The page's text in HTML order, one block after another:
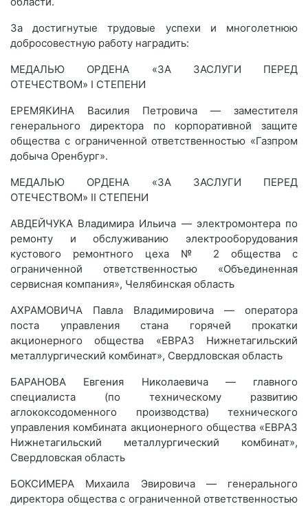
За достигнутые трудовые успехи и многолетнюю
добросовестную работу наградить:
МЕДАЛЬЮ ОРДЕНА «ЗА ЗАСЛУГИ ПЕРЕД
ОТЕЧЕСТВОМ» I СТЕПЕНИ
ЕРЕМЯКИНА Василия Петровича — заместителя
генерального директора по корпоративной защите
общества с ограниченной ответственностью «Газпром
добыча Оренбург».
МЕДАЛЬЮ ОРДЕНА «ЗА ЗАСЛУГИ ПЕРЕД
ОТЕЧЕСТВОМ» II СТЕПЕНИ
АВДЕЙЧУКА Владимира Ильича — электромонтера по
ремонту и обслуживанию электрооборудования
кустового ремонтного цеха № 2 общества с
ограниченной ответственностью «Объединенная
сервисная компания», Челябинская область
АХРАМОВИЧА Павла Владимировича — оператора
поста управления стана горячей прокатки
акционерного общества «ЕВРАЗ Нижнетагильский
металлургический комбинат», Свердловская область
БАРАНОВА Евгения Николаевича — главного
специалиста (по техническому развитию
аглококсодоменного производства) технического
управления комбината акционерного общества «ЕВРАЗ
Нижнетагильский металлургический комбинат»,
Свердловская область
БОКСИМЕРА Михаила Эвировича — генерального
директора общества с ограниченной ответственностью